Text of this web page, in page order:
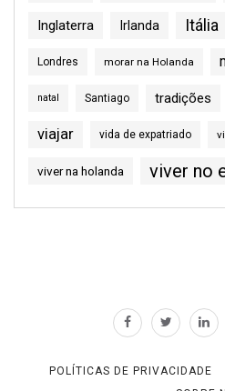
Inglaterra Irlanda Itália
Londres morar na Holanda
natal Santiago tradições
viajar vida de expatriado
viver na holanda viver no
POLÍTICAS DE PRIVACIDADE